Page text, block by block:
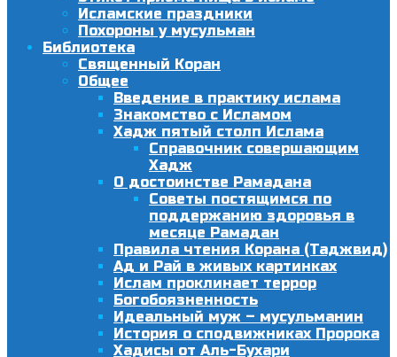
Исламские праздники
Похороны у мусульман
Библиотека
Священный Коран
Общее
Введение в практику ислама
Знакомство с Исламом
Хадж пятый столп Ислама
Справочник совершающим
Хадж
О достоинстве Рамадана
Советы постящимся по
поддержанию здоровья в
месяце Рамадан
Правила чтения Корана (Таджвид)
Ад и Рай в живых картинках
Ислам проклинает террор
Богобоязненность
Идеальный муж – мусульманин
История о сподвижниках Пророка
Хадисы от Аль-Бухари